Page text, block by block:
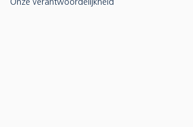
Onze verantwoordelijkheid